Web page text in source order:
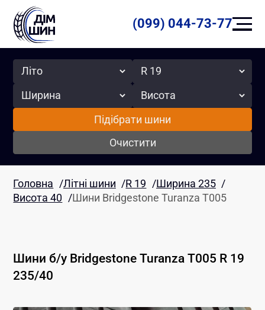
(099) 044-73-77
Сезон Радіус
Ширина Висота
Підібрати шини
Очистити
Головна /Літні шини /R 19 /Ширина 235 /
Висота 40 /Шини Bridgestone Turanza T005
Шини б/у Bridgestone Turanza T005 R 19
235/40